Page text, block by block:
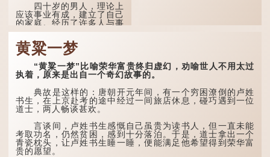
四十岁的男人，理论上
应该事业有成，建立了自己
的家庭。经历了许多人与事
之后，对事物有了自己的判
断能力，不会轻易为表象所
迷惑。
孔子在《论语·子罕》
也说：「知者不惑，仁者不
忧，勇者不惧。」「知」与
智慧的「智」相通，四十岁
的男人应已累积足够智慧，
不再对自己的人生感到困
惑、忧虑与恐惧。
到了五十岁，...
黄粱一梦
“黄粱一梦”比喻荣华富贵终归虚幻，劝喻世人不用太过
执着，原来是出自一个奇幻故事的。
典故是这样的：唐朝开元年间，有一个穷困潦倒的卢姓
书生，在上京赴考的途中经过一间旅店休息，碰巧遇到一位
道士，两人畅谈甚欢。
言谈间，卢姓书生感慨自己虽贵为读书人，但一直未能
考取功名，仍然贫困，感到十分落泊。于是，道士拿出一个
青瓷枕头，让卢姓书生睡一睡，便能满足他希望得到荣华富
贵的愿望。